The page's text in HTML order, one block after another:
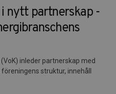
nytt partnerskap -
inleder partnerskap med
struktur, innehåll